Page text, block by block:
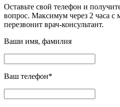
Оставьте свой телефон и
вопрос. Максимум через 2 часа с
перезвонит врач-консультант.
Ваши имя, фамилия
Ваш телефон*